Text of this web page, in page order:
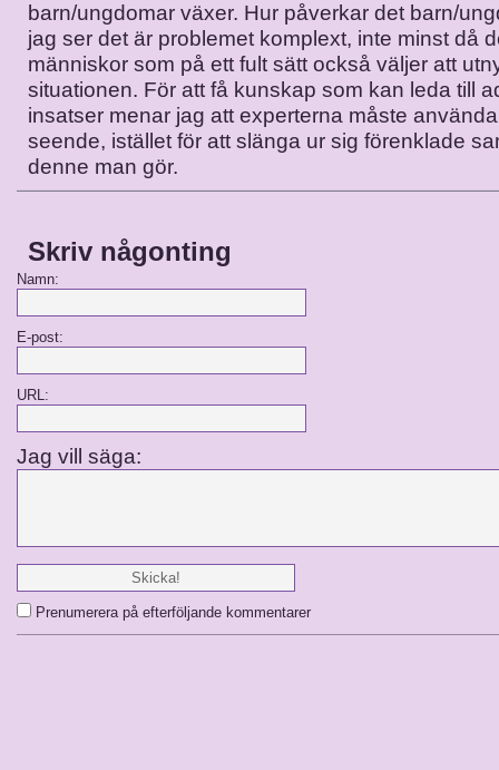
barn/ungdomar växer. Hur påverkar det barn/
jag ser det är problemet komplext, inte minst då
människor som på ett fult sätt också väljer att
situationen. För att få kunskap som kan leda till
insatser menar jag att experterna måste
seende, istället för att slänga ur sig förenklade
denne man gör.
Skriv någonting
Namn:
E-post:
URL:
Jag vill säga:
Prenumerera på efterföljande kommentarer